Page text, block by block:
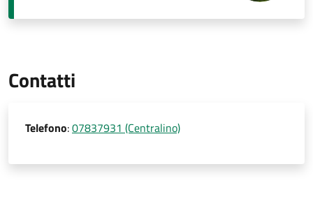
Contatti
Telefono:07837931 (Centralino)